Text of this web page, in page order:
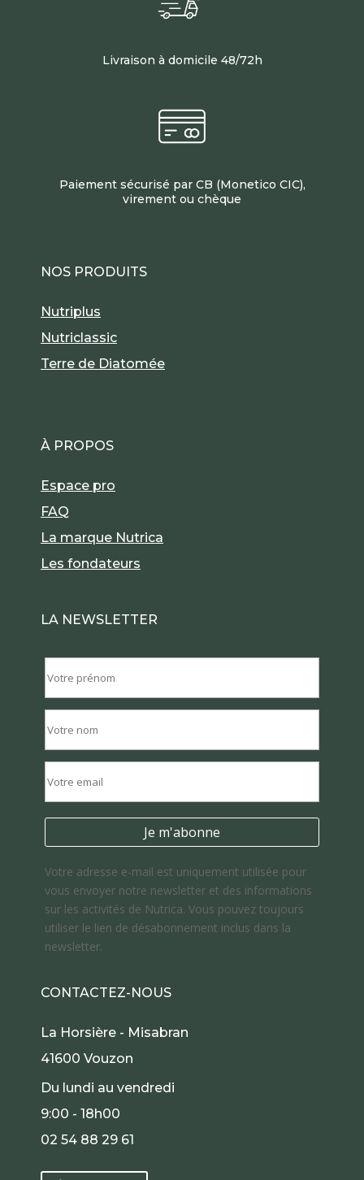
Livraison à domicile 48/72h
Paiement sécurisé par CB (Monetico CIC),
virement ou chèque
NOS PRODUITS
Nutriplus
Nutriclassic
Terre de Diatomée
À PROPOS
Espace pro
FAQ
La marque Nutrica
Les fondateurs
LA NEWSLETTER
Votre adresse e-mail est uniquement utilisée pour
vous envoyer notre newsletter et des informations
sur les activités de Nutrica. Vous pouvez toujours
utiliser le lien de désabonnement inclus dans la
newsletter.
CONTACTEZ-NOUS
La Horsière - Misabran
41600 Vouzon
Du lundi au vendredi
9:00 - 18h00
02 54 88 29 61